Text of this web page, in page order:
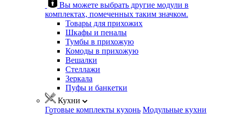
Вы можете выбрать другие модули в
комплектах, помеченных таким значком.
Товары для прихожих
Шкафы и пеналы
Тумбы в прихожую
Комоды в прихожую
Вешалки
Стеллажи
Зеркала
Пуфы и банкетки
Кухни
Готовые комплекты кухонь Модульные кухни